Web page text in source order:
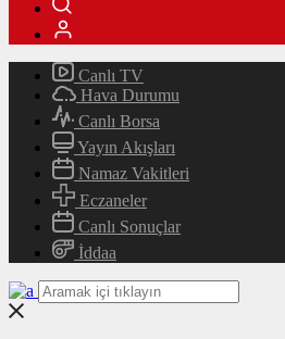
Canlı TV
Hava Durumu
Canlı Borsa
Yayın Akışları
Namaz Vakitleri
Eczaneler
Canlı Sonuçlar
İddaa